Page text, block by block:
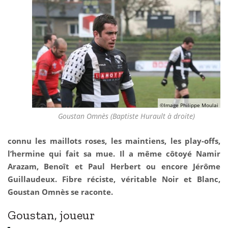
Goustan Omnès (Baptiste Hurault à droite)
©Image Philippe Moulai
connu les maillots roses, les maintiens, les play-offs,
l’hermine qui fait sa mue. Il a même côtoyé Namir
Arazam, Benoît et Paul Herbert ou encore Jérôme
Guillaudeux. Fibre réciste, véritable Noir et Blanc,
Goustan Omnès se raconte.
Goustan, joueur